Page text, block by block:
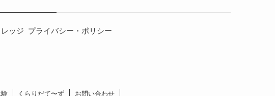
ッジ プライバシー・ポリシー
くらりだて〜ず お問い合わせ